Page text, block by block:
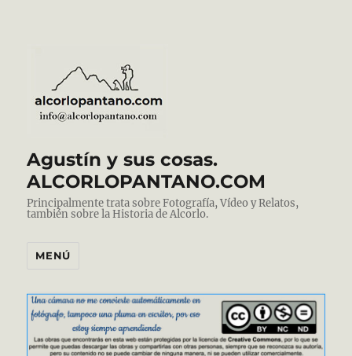
Agustín y sus cosas.
ALCORLOPANTANO.COM
Principalmente trata sobre Fotografía, Vídeo y Relatos,
también sobre la Historia de Alcorlo.
MENÚ